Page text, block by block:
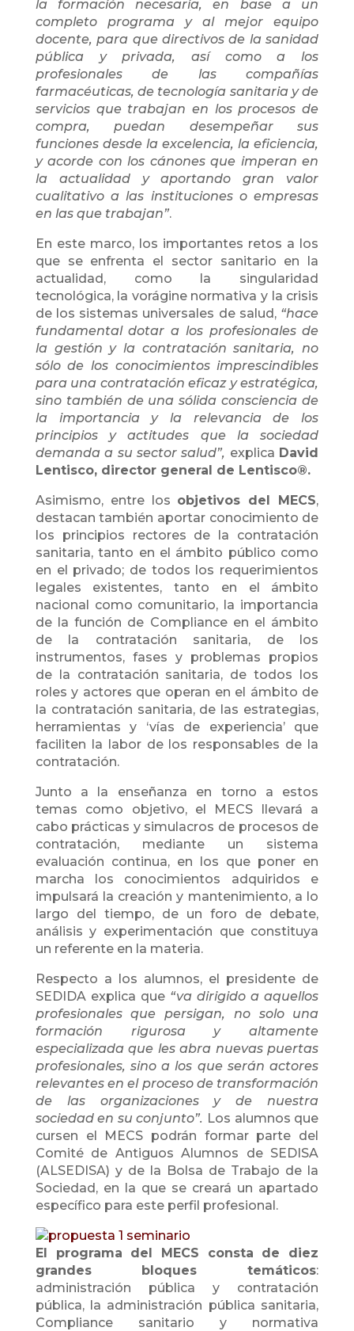
la formación necesaria, en base a un
completo programa y al mejor equipo
docente, para que directivos de la sanidad
pública y privada, así como a los
profesionales de las compañías
farmacéuticas, de tecnología sanitaria y de
servicios que trabajan en los procesos de
compra, puedan desempeñar sus
funciones desde la excelencia, la eficiencia,
y acorde con los cánones que imperan en
la actualidad y aportando gran valor
cualitativo a las instituciones o empresas
en las que trabajan”.
En este marco, los importantes retos a los
que se enfrenta el sector sanitario en la
actualidad, como la singularidad
tecnológica, la vorágine normativa y la crisis
de los sistemas universales de salud,“hace
fundamental dotar a los profesionales de
la gestión y la contratación sanitaria, no
sólo de los conocimientos imprescindibles
para una contratación eficaz y estratégica,
sino también de una sólida consciencia de
la importancia y la relevancia de los
principios y actitudes que la sociedad
demanda a su sector salud”, explica David
Lentisco, director general de Lentisco®.
Asimismo, entre los objetivos del MECS,
destacan también aportar conocimiento de
los principios rectores de la contratación
sanitaria, tanto en el ámbito público como
en el privado; de todos los requerimientos
legales existentes, tanto en el ámbito
nacional como comunitario, la importancia
de la función de Compliance en el ámbito
de la contratación sanitaria, de los
instrumentos, fases y problemas propios
de la contratación sanitaria, de todos los
roles y actores que operan en el ámbito de
la contratación sanitaria, de las estrategias,
herramientas y ‘vías de experiencia’ que
faciliten la labor de los responsables de la
contratación.
Junto a la enseñanza en torno a estos
temas como objetivo, el MECS llevará a
cabo prácticas y simulacros de procesos de
contratación, mediante un sistema
evaluación continua, en los que poner en
marcha los conocimientos adquiridos e
impulsará la creación y mantenimiento, a lo
largo del tiempo, de un foro de debate,
análisis y experimentación que constituya
un referente en la materia.
Respecto a los alumnos, el presidente de
SEDIDA explica que “va dirigido a aquellos
profesionales que persigan, no solo una
formación rigurosa y altamente
especializada que les abra nuevas puertas
profesionales, sino a los que serán actores
relevantes en el proceso de transformación
de las organizaciones y de nuestra
sociedad en su conjunto”. Los alumnos que
cursen el MECS podrán formar parte del
Comité de Antiguos Alumnos de SEDISA
(ALSEDISA) y de la Bolsa de Trabajo de la
Sociedad, en la que se creará un apartado
específico para este perfil profesional.
El programa del MECS consta de diez
grandes bloques temáticos:
administración pública y contratación
pública, la administración pública sanitaria,
Compliance sanitario y normativa